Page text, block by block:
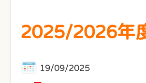
2025/2026年
19/09/2025